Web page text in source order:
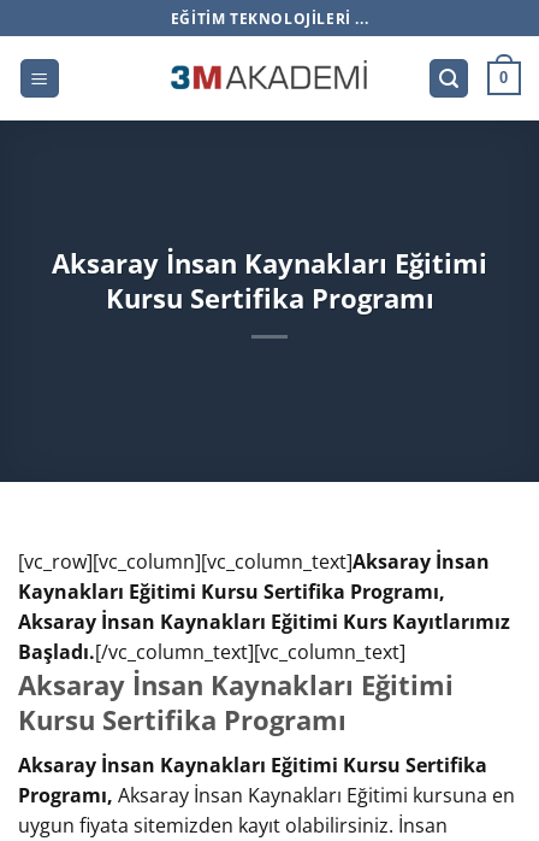
atla
EĞITIM TEKNOLOJILERI ...
0
Aksaray İnsan Kaynakları Eğitimi
Kursu Sertifika Programı
[vc_row][vc_column][vc_column_text]Aksaray İnsan
Kaynakları Eğitimi Kursu Sertifika Programı,
Aksaray İnsan Kaynakları Eğitimi Kurs Kayıtlarımız
Başladı.[/vc_column_text][vc_column_text]
Aksaray İnsan Kaynakları Eğitimi
Kursu Sertifika Programı
Aksaray İnsan Kaynakları Eğitimi Kursu Sertifika
Programı, Aksaray İnsan Kaynakları Eğitimi kursuna en
uygun fiyata sitemizden kayıt olabilirsiniz. İnsan